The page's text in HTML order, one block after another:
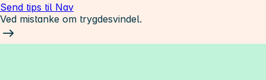
Send tips til Nav
Ved mistanke om trygdesvindel.